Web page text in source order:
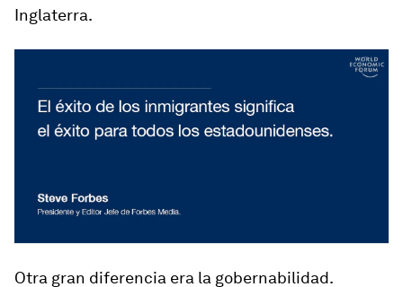
Inglaterra.
Otra gran diferencia era la gobernabilidad.